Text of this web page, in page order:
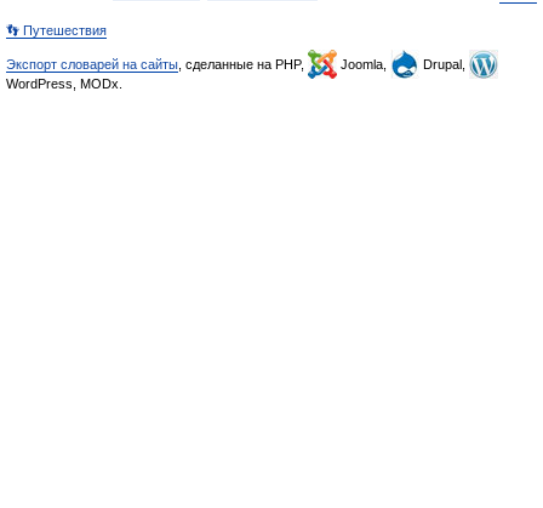
👣 Путешествия
Экспорт словарей на сайты , сделанные на PHP, Joomla,
Drupal,
WordPress, MODx.